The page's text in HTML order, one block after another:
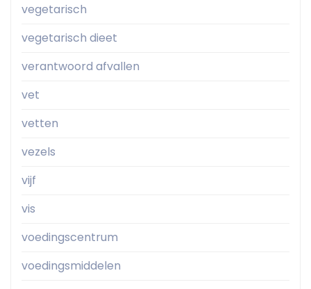
vegetarisch
vegetarisch dieet
verantwoord afvallen
vet
vetten
vezels
vijf
vis
voedingscentrum
voedingsmiddelen